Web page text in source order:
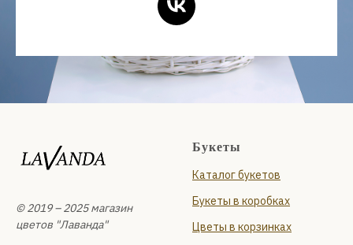
© 2019 – 2025 магазин
цветов "Лаванда"
Букеты
Каталог букетов
Букеты в коробках
Цветы в корзинках